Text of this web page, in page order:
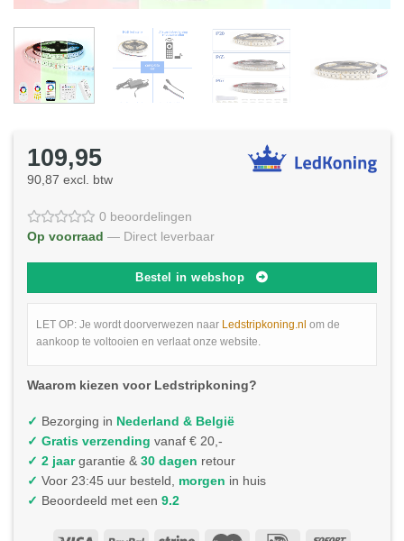
109,95
90,87 excl. btw
0 beoordelingen
Op voorraad — Direct leverbaar
Bestel in webshop
LET OP: Je wordt doorverwezen naar Ledstripkoning.nl om de
aankoop te voltooien en verlaat onze website.
Waarom kiezen voor Ledstripkoning?
✓ Bezorging in Nederland & België
✓ Gratis verzending vanaf € 20,-
✓ 2 jaargarantie & 30 dagen retour
✓ Voor 23:45 uur besteld, morgen in huis
✓ Beoordeeld met een 9.2